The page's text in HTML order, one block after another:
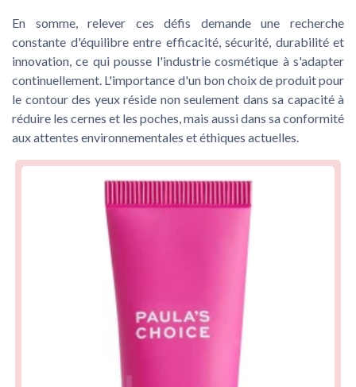
En somme, relever ces défis demande une recherche
constante d'équilibre entre efficacité, sécurité, durabilité et
innovation, ce qui pousse l'industrie cosmétique à s'adapter
continuellement. L'importance d'un bon choix de produit pour
le contour des yeux réside non seulement dans sa capacité à
réduire les cernes et les poches, mais aussi dans sa conformité
aux attentes environnementales et éthiques actuelles.